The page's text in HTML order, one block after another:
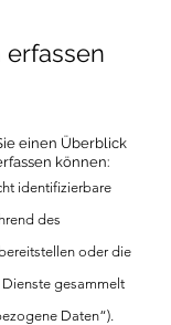
einen Überblick
können:
identifizierbare
des
oder die
gesammelt
Daten“).